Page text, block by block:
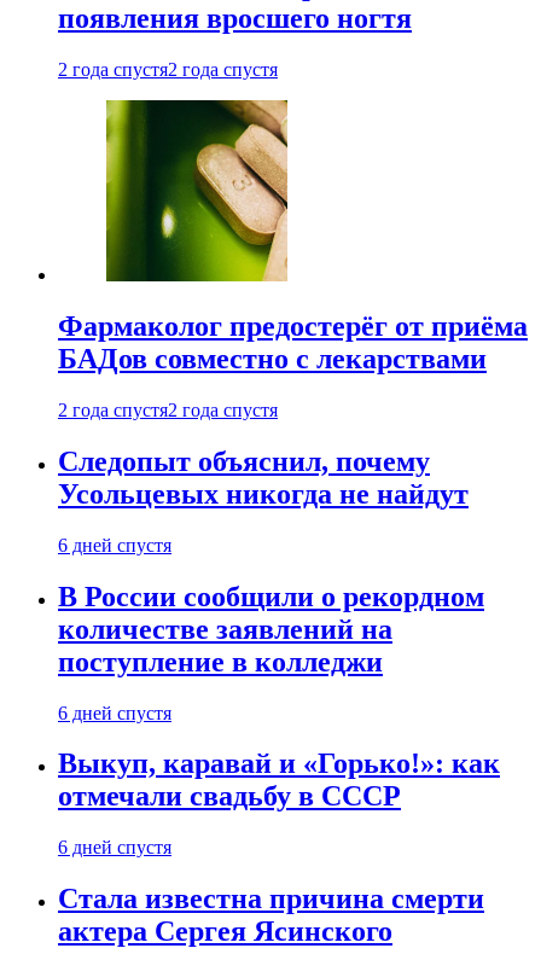
появления вросшего ногтя
2 года спустя2 года спустя
Фармаколог предостерёг от приёма
БАДов совместно с лекарствами
2 года спустя2 года спустя
Следопыт объяснил, почему
Усольцевых никогда не найдут
6 дней спустя
В России сообщили о рекордном
количестве заявлений на
поступление в колледжи
6 дней спустя
Выкуп, каравай и «Горько!»: как
отмечали свадьбу в СССР
6 дней спустя
Стала известна причина смерти
актера Сергея Ясинского